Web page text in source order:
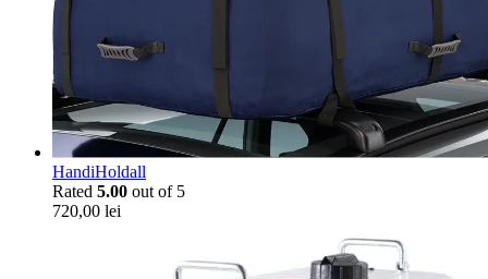
HandiHoldall
Rated 5.00 out of 5
720,00 lei